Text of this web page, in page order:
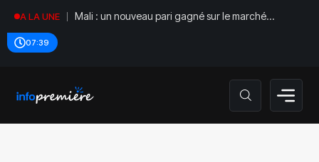
A LA UNE
Mali : un nouveau pari gagné sur le marché
07:39